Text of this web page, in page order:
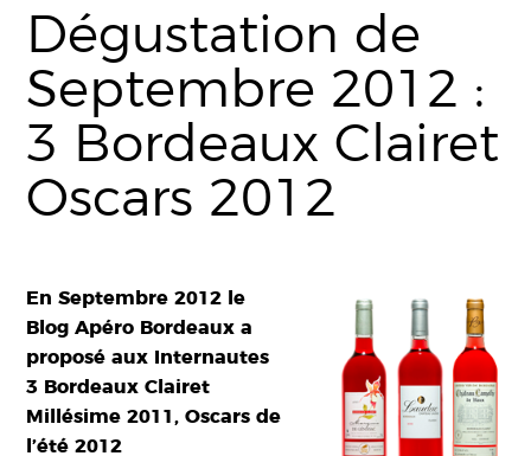
Dégustation de
Septembre 2012 :
3 Bordeaux Clairet
Oscars 2012
En Septembre 2012 le
Blog Apéro Bordeaux a
proposé aux Internautes
3 Bordeaux Clairet
Millésime 2011, Oscars de
l’été 2012